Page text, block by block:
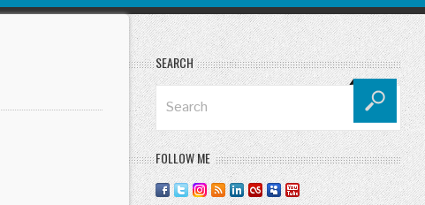
SEARCH
FOLLOW ME